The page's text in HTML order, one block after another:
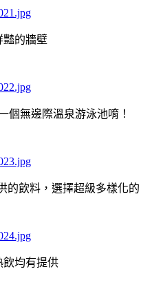
豔的牆壁
個無邊際溫泉游泳池唷！
的飲料，選擇超級多樣化的
飲均有提供